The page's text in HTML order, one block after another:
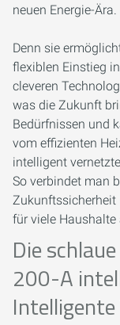
neuen Energie-Ära.
Denn sie
flexiblen Einstieg
cleveren
was die Zukunft
Bedürfnissen und
vom effizienten
intelligent
So verbindet man
Zukunftssicherheit
für viele
Die
200-A